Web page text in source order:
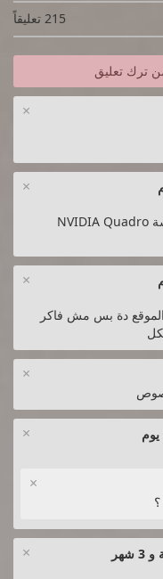
215 تعليقاً
ترك تعليق
×
×
وهل اللعبة تشتغل على كرت شاشة NVIDIA Quadro
×
دة بس مش فاكر
×
×
×
×